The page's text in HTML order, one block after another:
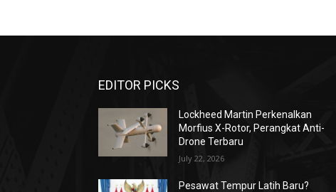
EDITOR PICKS
Lockheed Martin Perkenalkan
Morfius X-Rotor, Perangkat Anti-
Drone Terbaru
July 22, 2026
Pesawat Tempur Latih Baru?